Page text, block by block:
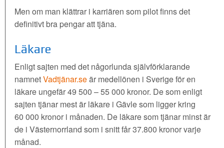
Men om man klättrar i karriären som pilot finns det
definitivt bra pengar att tjäna.
Läkare
Enligt sajten med det någorlunda självförklarande
namnetVadtjänar.seär medellönen i Sverige för en
läkare ungefär 49 500 – 55 000 kronor. De som enligt
sajten tjänar mest är läkare i Gävle som ligger kring
60 000 kronor i månaden. De läkare som tjänar minst är
de i Västernorrland som i snitt får 37.800 kronor varje
månad.